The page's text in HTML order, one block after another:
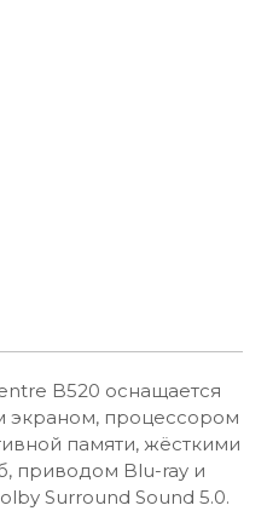
B520 оснащается
процессором
памяти, жёсткими
приводом Blu-ray и
Surround Sound 5.0.